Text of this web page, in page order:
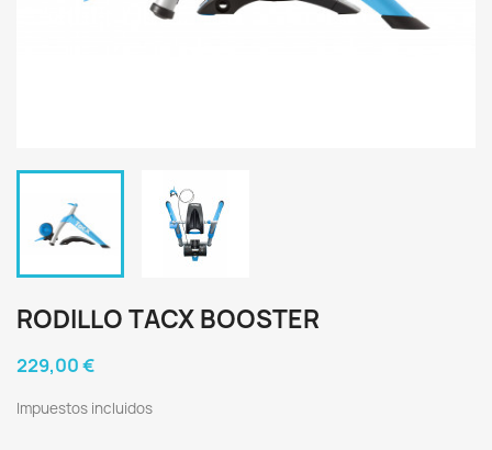
RODILLO TACX BOOSTER
229,00 €
Impuestos incluidos